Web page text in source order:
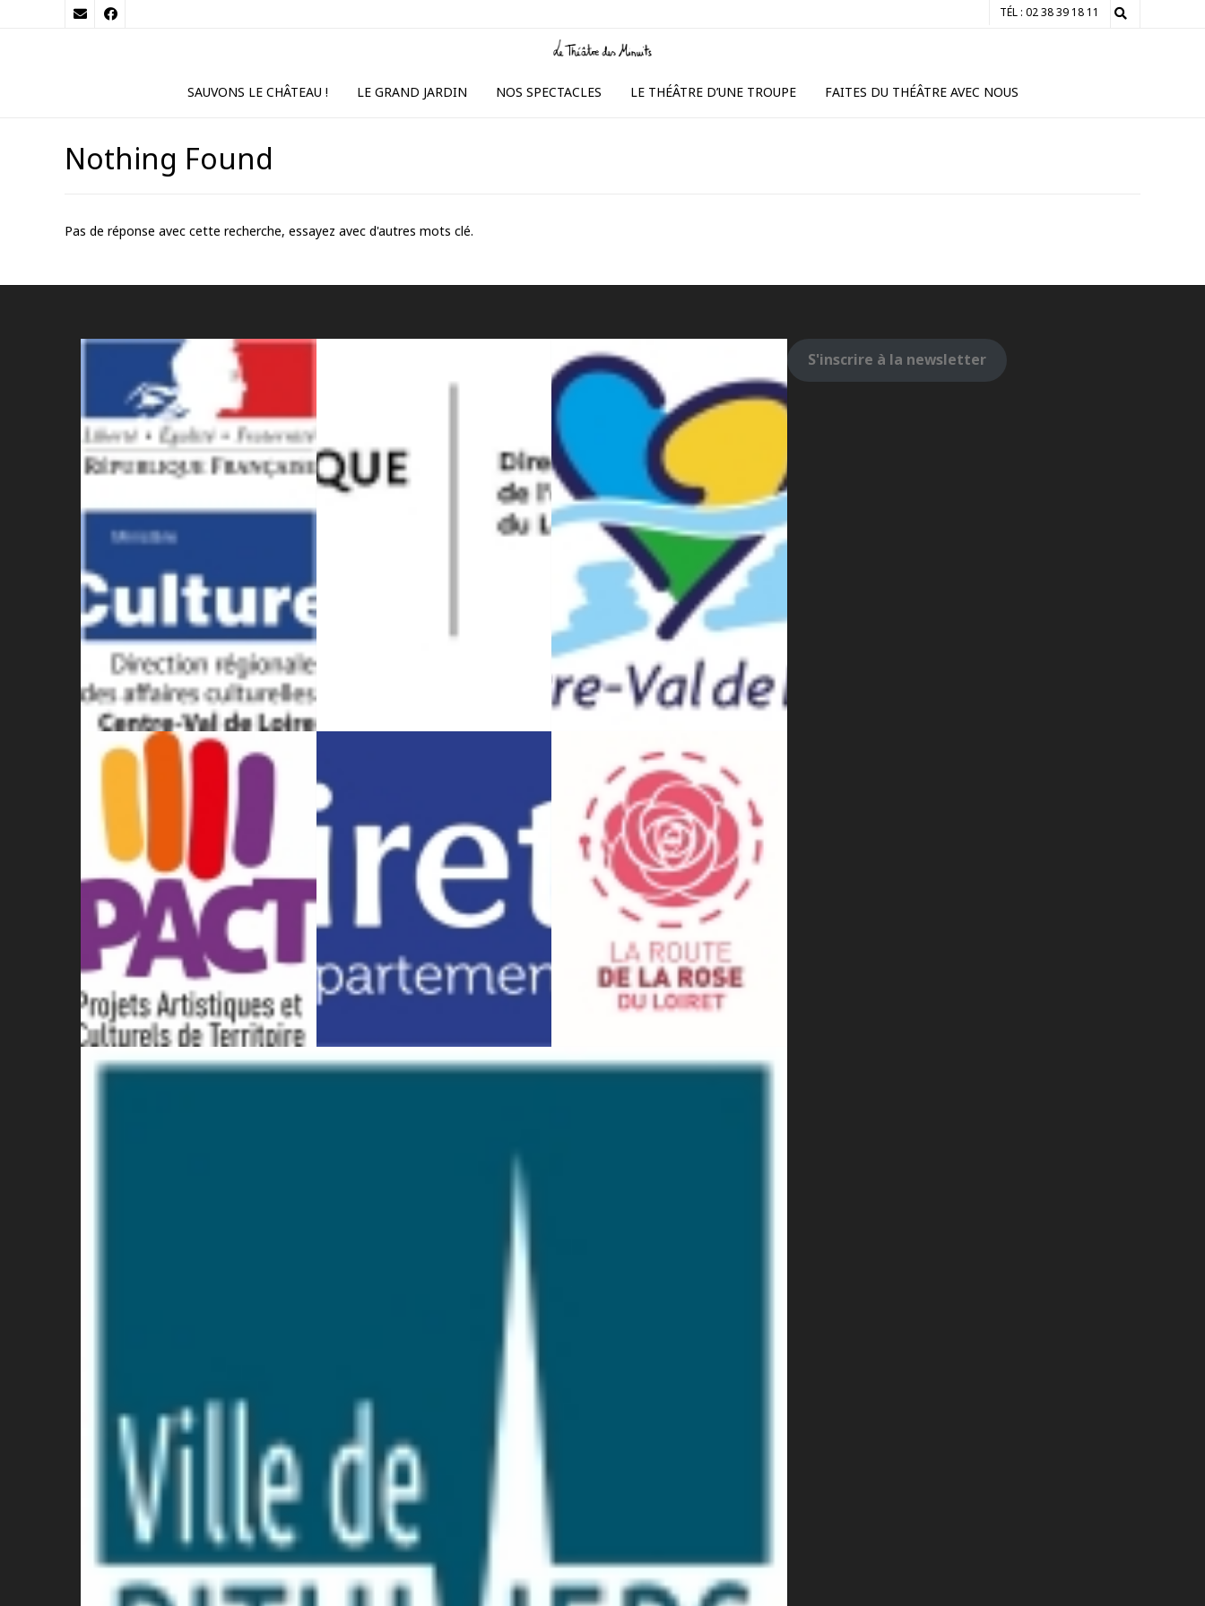
TÉL : 02 38 39 18 11
SAUVONS LE CHÂTEAU ! LE GRAND JARDIN NOS SPECTACLES LE THÉÂTRE D’UNE TROUPE FAITES DU THÉÂTRE AVEC NOUS
Nothing Found
Pas de réponse avec cette recherche, essayez avec d'autres mots clé.
S'inscrire à la newsletter